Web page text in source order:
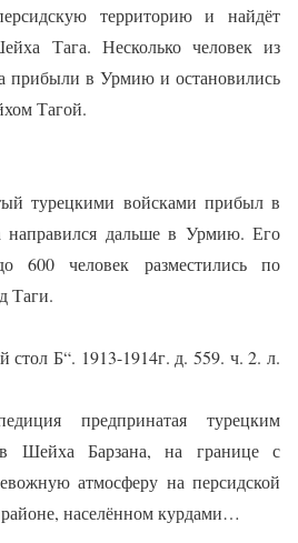
территорию и найдёт
Тага. Несколько человек из
прибыли в Урмию и остановились
Тагой.
турецкими войсками прибыл в
дальше в Урмию. Его
600 человек разместились по
Таги.
Б“. 1913-1914г. д. 559. ч. 2. л.
предпринатая турецким
Шейха Барзана, на границе с
атмосферу на персидской
населённом курдами…